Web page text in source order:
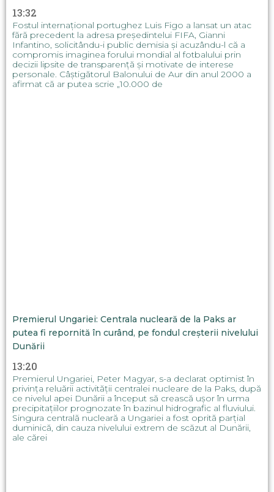
13:32
Fostul internațional portughez Luis Figo a lansat un atac
fără precedent la adresa președintelui FIFA, Gianni
Infantino, solicitându-i public demisia și acuzându-l că a
compromis imaginea forului mondial al fotbalului prin
decizii lipsite de transparență și motivate de interese
personale. Câștigătorul Balonului de Aur din anul 2000 a
afirmat că ar putea scrie „10.000 de
Premierul Ungariei: Centrala nucleară de la Paks ar
putea fi repornită în curând, pe fondul creșterii nivelului
Dunării
13:20
Premierul Ungariei, Peter Magyar, s-a declarat optimist în
privința reluării activității centralei nucleare de la Paks, după
ce nivelul apei Dunării a început să crească ușor în urma
precipitațiilor prognozate în bazinul hidrografic al fluviului.
Singura centrală nucleară a Ungariei a fost oprită parțial
duminică, din cauza nivelului extrem de scăzut al Dunării,
ale cărei